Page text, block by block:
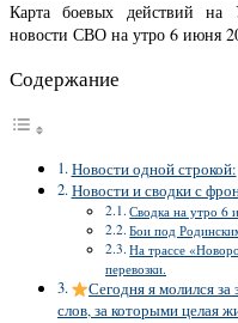
Карта боевых действий на
новости СВО на утро 6 июня
Содержание
Новости одной строкой:
Новости и сводки с
Сводка на утро 6
Бои под
На трассе
перевозки.
Сегодня я молился
слов, за которыми целая